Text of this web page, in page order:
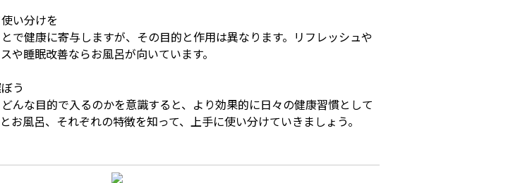
い分けを
で健康に寄与しますが、その目的と作用は異なります。リフレッシュや
や睡眠改善ならお風呂が向いています。
う
んな目的で入るのかを意識すると、より効果的に日々の健康習慣として
お風呂、それぞれの特徴を知って、上手に使い分けていきましょう。